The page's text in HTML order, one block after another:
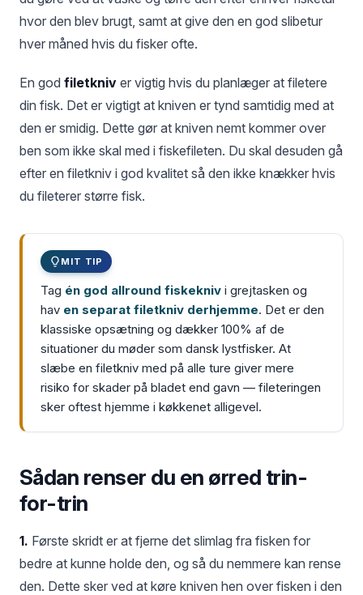
hvor den blev brugt, samt at give den en god slibetur
hver måned hvis du fisker ofte.
En god filetkniv er vigtig hvis du planlæger at filetere
din fisk. Det er vigtigt at kniven er tynd samtidig med at
den er smidig. Dette gør at kniven nemt kommer over
ben som ikke skal med i fiskefileten. Du skal desuden gå
efter en filetkniv i god kvalitet så den ikke knækker hvis
du fileterer større fisk.
MIT TIP
Tag én god allround fiskekniv i grejtasken og
hav en separat filetkniv derhjemme. Det er den
klassiske opsætning og dækker 100% af de
situationer du møder som dansk lystfisker. At
slæbe en filetkniv med på alle ture giver mere
risiko for skader på bladet end gavn — fileteringen
sker oftest hjemme i køkkenet alligevel.
Sådan renser du en ørred trin-
for-trin
1. Første skridt er at fjerne det slimlag fra fisken for
bedre at kunne holde den, og så du nemmere kan rense
den. Dette sker ved at køre kniven hen over fisken i den